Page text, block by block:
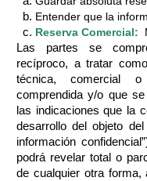
Entender que la
Reserva Comercial:
Las partes se
recíproco, a tratar
técnica, comercial
comprendida y/o que
las indicaciones que la
desarrollo del objeto
información
podrá revelar total o
de cualquier otra